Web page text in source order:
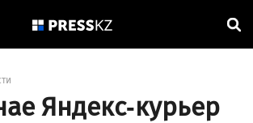
Яндекс-курьер